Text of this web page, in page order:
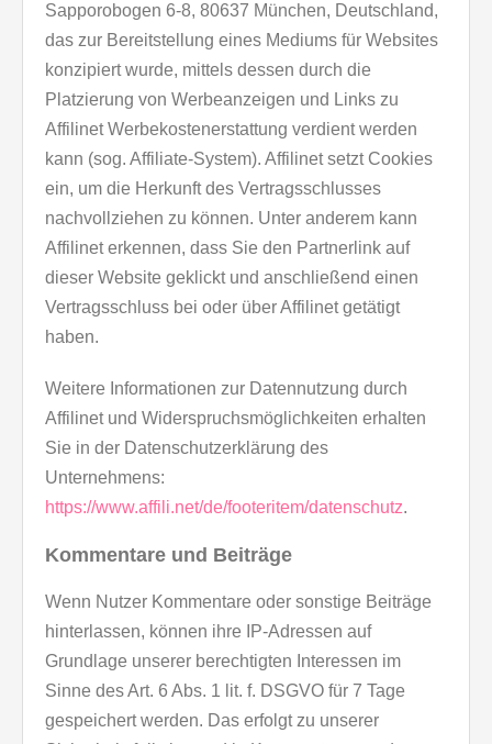
Sapporobogen 6-8, 80637 München, Deutschland,
das zur Bereitstellung eines Mediums für Websites
konzipiert wurde, mittels dessen durch die
Platzierung von Werbeanzeigen und Links zu
Affilinet Werbekostenerstattung verdient werden
kann (sog. Affiliate-System). Affilinet setzt Cookies
ein, um die Herkunft des Vertragsschlusses
nachvollziehen zu können. Unter anderem kann
Affilinet erkennen, dass Sie den Partnerlink auf
dieser Website geklickt und anschließend einen
Vertragsschluss bei oder über Affilinet getätigt
haben.
Weitere Informationen zur Datennutzung durch
Affilinet und Widerspruchsmöglichkeiten erhalten
Sie in der Datenschutzerklärung des
Unternehmens:
https://www.affili.net/de/footeritem/datenschutz.
Kommentare und Beiträge
Wenn Nutzer Kommentare oder sonstige Beiträge
hinterlassen, können ihre IP-Adressen auf
Grundlage unserer berechtigten Interessen im
Sinne des Art. 6 Abs. 1 lit. f. DSGVO für 7 Tage
gespeichert werden. Das erfolgt zu unserer